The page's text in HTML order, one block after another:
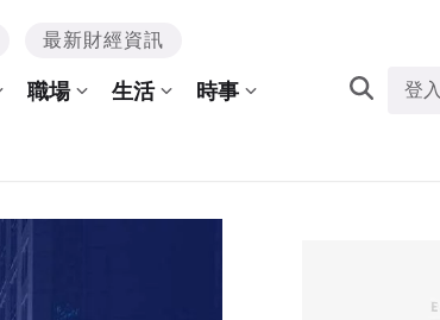
最新財經資訊
職場 生活 時事 登入